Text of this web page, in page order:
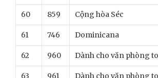
60 859 Cộng hòa Séc
61 746 Dominicana
62 960 Dành cho văn phòng
63 961 Dành cho văn phòng